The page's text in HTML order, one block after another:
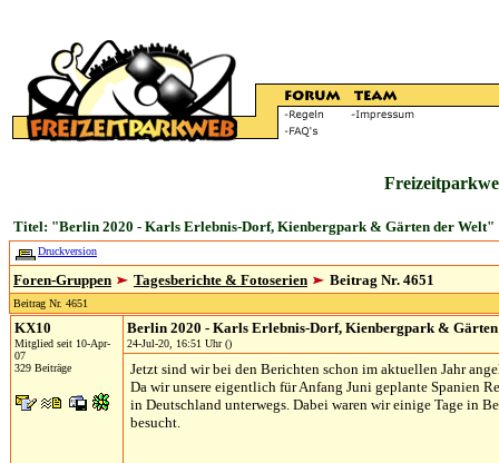
Titel: "Berlin 2020 - Karls Erlebnis-Dorf, Kienbergpark & Gärten der Welt"
Druckversion
Foren-Gruppen Tagesberichte & Fotoserien Beitrag Nr. 4651
Beitrag Nr. 4651
KX10
Mitglied seit 10-Apr-
07
329 Beiträge
Berlin 2020 - Karls Erlebnis-Dorf, Kienbergpark &
24-Jul-20, 16:51 Uhr ()
Jetzt sind wir bei den Berichten schon im aktuellen Jahr
Da wir unsere eigentlich für Anfang Juni geplante Spanien
in Deutschland unterwegs. Dabei waren wir einige Tage in
besucht.